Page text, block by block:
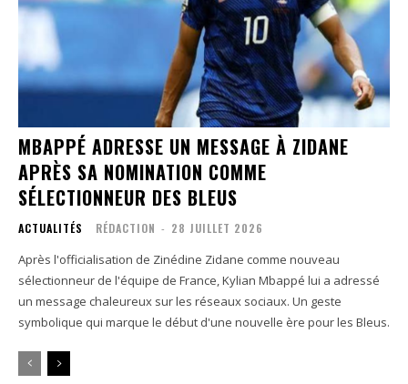
MBAPPÉ ADRESSE UN MESSAGE À ZIDANE
APRÈS SA NOMINATION COMME
SÉLECTIONNEUR DES BLEUS
ACTUALITÉS RÉDACTION - 28 JUILLET 2026
Après l'officialisation de Zinédine Zidane comme nouveau
sélectionneur de l'équipe de France, Kylian Mbappé lui a adressé
un message chaleureux sur les réseaux sociaux. Un geste
symbolique qui marque le début d'une nouvelle ère pour les Bleus.